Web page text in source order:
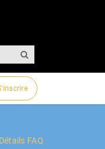
Détails FAQ